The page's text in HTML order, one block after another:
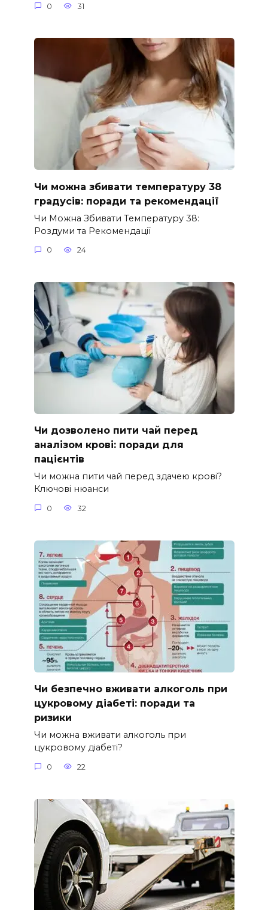
0 31
Чи можна збивати температуру 38
градусів: поради та рекомендації
Чи Можна Збивати Температуру 38:
Роздуми та Рекомендації
0 24
Чи дозволено пити чай перед
аналізом крові: поради для
пацієнтів
Чи можна пити чай перед здачею крові?
Ключові нюанси
0 32
Чи безпечно вживати алкоголь при
цукровому діабеті: поради та
ризики
Чи можна вживати алкоголь при
цукровому діабеті?
0 22